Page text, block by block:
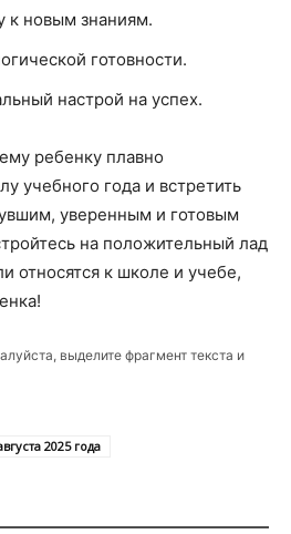
к новым знаниям.
готовности.
настрой на успех.
ребенку плавно
учебного года и встретить
уверенным и готовым
на положительный лад
относятся к школе и учебе,
выделите фрагмент текста и
2025 года